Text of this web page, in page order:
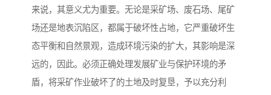
来说，其意义尤为重要。无论是采矿场、废石场、尾矿
场还是地表沉陷区，都属于破坏性占地，它严重破坏生
态平衡和自然景观，造成环境污染的扩大，其影响是深
远的，因此。必须正确处理发展矿业与保护环境的矛
盾，将采矿作业破坏了的土地及时复垦，予以充分利